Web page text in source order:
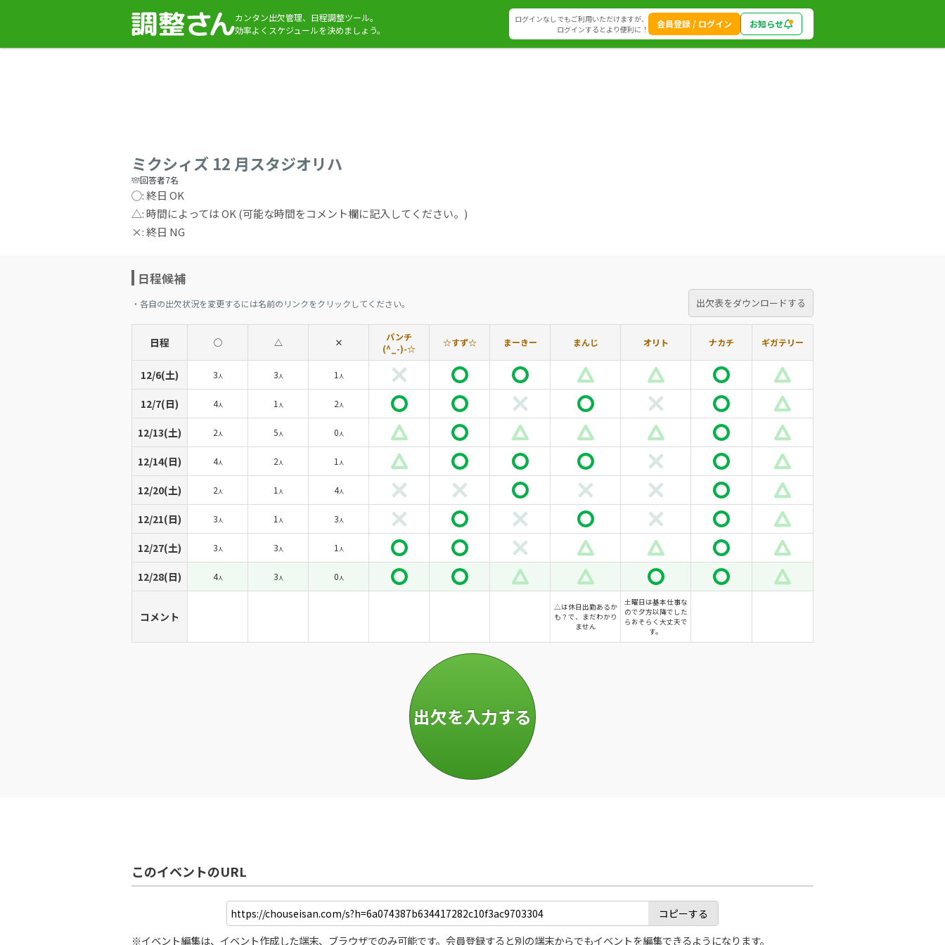
カンタン出欠管理、日程調整ツール。
効率よくスケジュールを決めましょう。
ログインなしでもご利用いただけますが、
ログインするとより便利に！
会員登録 / ログイン お知らせ
ミクシィズ 12 月スタジオリハ
回答者7名
◯: 終日 OK
△: 時間によっては OK (可能な時間をコメント欄に記入してください。)
×: 終日 NG
日程候補
・各自の出欠状況を変更するには名前のリンクをクリックしてください。 出欠表をダウンロードする
日程 ◯ △ ×
パンチ
(^_-)-☆
☆すず☆ まーきー まんじ オリト ナカチ ギガテリー
12/6(土) 3人 3人 1 人
12/7(日) 4人 1 人 2人
12/13(土) 2人 5人 0人
12/14(日) 4人 2人 1 人
12/20(土) 2人 1 人 4人
12/21(日) 3人 1 人 3人
12/27(土) 3人 3人 1 人
12/28(日) 4人 3人 0人
コメント
△は休日出勤あるか
も？で、まだわかり
ません
土曜日は基本仕事な
ので夕方以降でした
らおそらく大丈夫で
す。
このイベントのURL
コピーする
※イベント編集は、イベント作成した端末、ブラウザでのみ可能です。会員登録すると別の端末からでもイベントを編集できるようになります。